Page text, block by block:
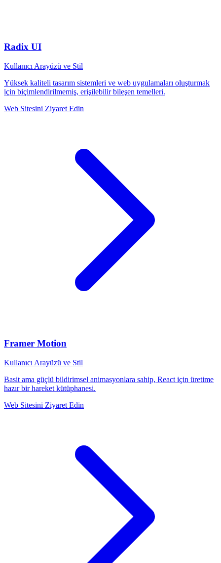
Radix UI
Kullanıcı Arayüzü ve Stil
Yüksek kaliteli tasarım sistemleri ve web uygulamaları oluşturmak
için biçimlendirilmemiş, erişilebilir bileşen temelleri.
Web Sitesini Ziyaret Edin
Framer Motion
Kullanıcı Arayüzü ve Stil
Basit ama güçlü bildirimsel animasyonlara sahip, React için üretime
hazır bir hareket kütüphanesi.
Web Sitesini Ziyaret Edin